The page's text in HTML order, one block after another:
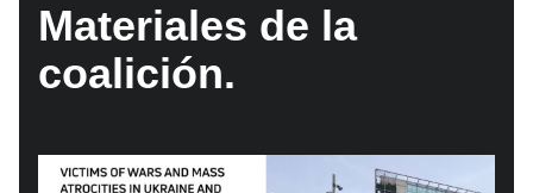
Materiales de la
coalición.